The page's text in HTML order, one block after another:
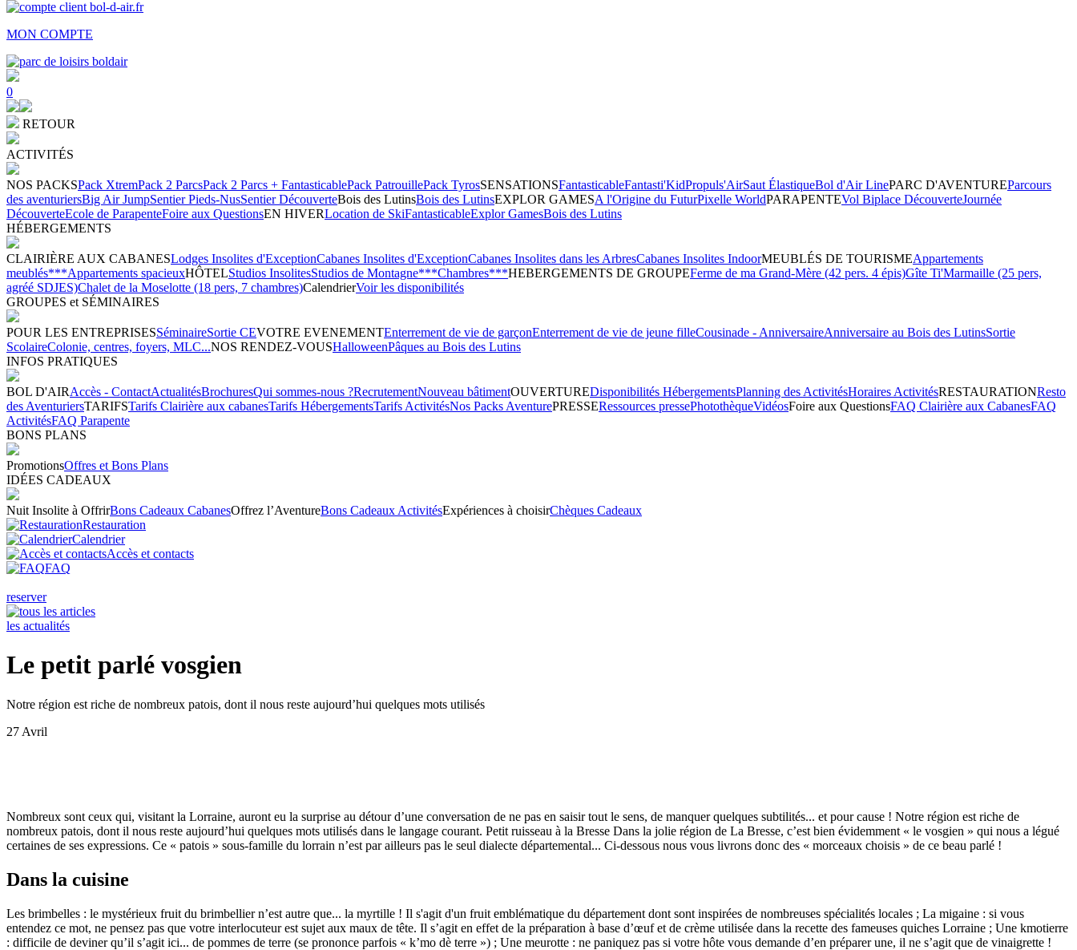
MON COMPTE
0
RETOUR
ACTIVITÉS
NOS PACKSPack XtremPack 2 ParcsPack 2 Parcs + FantasticablePack PatrouillePack TyrosSENSATIONSFantasticableFantasti'KidPropuls'AirSaut ÉlastiqueBol d'Air LinePARC D'AVENTUREParcours
des aventuriersBig Air JumpSentier Pieds-NusSentier DécouverteBois des LutinsBois des LutinsEXPLOR GAMESA l'Origine du FuturPixelle WorldPARAPENTEVol Biplace DécouverteJournée
DécouverteEcole de ParapenteFoire aux QuestionsEN HIVERLocation de SkiFantasticableExplor GamesBois des Lutins
HÉBERGEMENTS
CLAIRIÈRE AUX CABANESLodges Insolites d'ExceptionCabanes Insolites d'ExceptionCabanes Insolites dans les ArbresCabanes Insolites IndoorMEUBLÉS DE TOURISMEAppartements
meublés***Appartements spacieuxHÔTELStudios InsolitesStudios de Montagne***Chambres***HEBERGEMENTS DE GROUPEFerme de ma Grand-Mère (42 pers. 4 épis)Gîte Ti'Marmaille (25 pers,
agréé SDJES)Chalet de la Moselotte (18 pers, 7 chambres)CalendrierVoir les disponibilités
GROUPES et SÉMINAIRES
POUR LES ENTREPRISESSéminaireSortie CEVOTRE EVENEMENTEnterrement de vie de garçonEnterrement de vie de jeune filleCousinade - AnniversaireAnniversaire au Bois des LutinsSortie
ScolaireColonie, centres, foyers, MLC...NOS RENDEZ-VOUSHalloweenPâques au Bois des Lutins
INFOS PRATIQUES
BOL D'AIRAccès - ContactActualitésBrochuresQui sommes-nous ?RecrutementNouveau bâtimentOUVERTUREDisponibilités HébergementsPlanning des ActivitésHoraires ActivitésRESTAURATIONResto
des AventuriersTARIFSTarifs Clairière aux cabanesTarifs HébergementsTarifs ActivitésNos Packs AventurePRESSERessources pressePhotothèqueVidéosFoire aux QuestionsFAQ Clairière aux CabanesFAQ
ActivitésFAQ Parapente
BONS PLANS
PromotionsOffres et Bons Plans
IDÉES CADEAUX
Nuit Insolite à OffrirBons Cadeaux CabanesOffrez l’AventureBons Cadeaux ActivitésExpériences à choisirChèques Cadeaux
Restauration
Calendrier
Accès et contacts
FAQ
reserver
les actualités
Le petit parlé vosgien
Notre région est riche de nombreux patois, dont il nous reste aujourd’hui quelques mots utilisés
27 Avril
Nombreux sont ceux qui, visitant la Lorraine, auront eu la surprise au détour d’une conversation de ne pas en saisir tout le sens, de manquer quelques subtilités... et pour cause ! Notre région est riche de
nombreux patois, dont il nous reste aujourd’hui quelques mots utilisés dans le langage courant. Petit ruisseau à la Bresse Dans la jolie région de La Bresse, c’est bien évidemment « le vosgien » qui nous a légué
certaines de ses expressions. Ce « patois » sous-famille du lorrain n’est par ailleurs pas le seul dialecte départemental... Ci-dessous nous vous livrons donc des « morceaux choisis » de ce beau parlé !
Dans la cuisine
Les brimbelles : le mystérieux fruit du brimbellier n’est autre que... la myrtille ! Il s'agit d'un fruit emblématique du département dont sont inspirées de nombreuses spécialités locales ; La migaine : si vous
entendez ce mot, ne pensez pas que votre interlocuteur est sujet aux maux de tête. Il s’agit en effet de la préparation à base d’œuf et de crème utilisée dans la recette des fameuses quiches Lorraine ; Une kmotierre
: difficile de deviner qu’il s’agit ici... de pommes de terre (se prononce parfois « k’mo dè terre ») ; Une meurotte : ne paniquez pas si votre hôte vous demande d’en préparer une, il ne s’agit que de vinaigrette !